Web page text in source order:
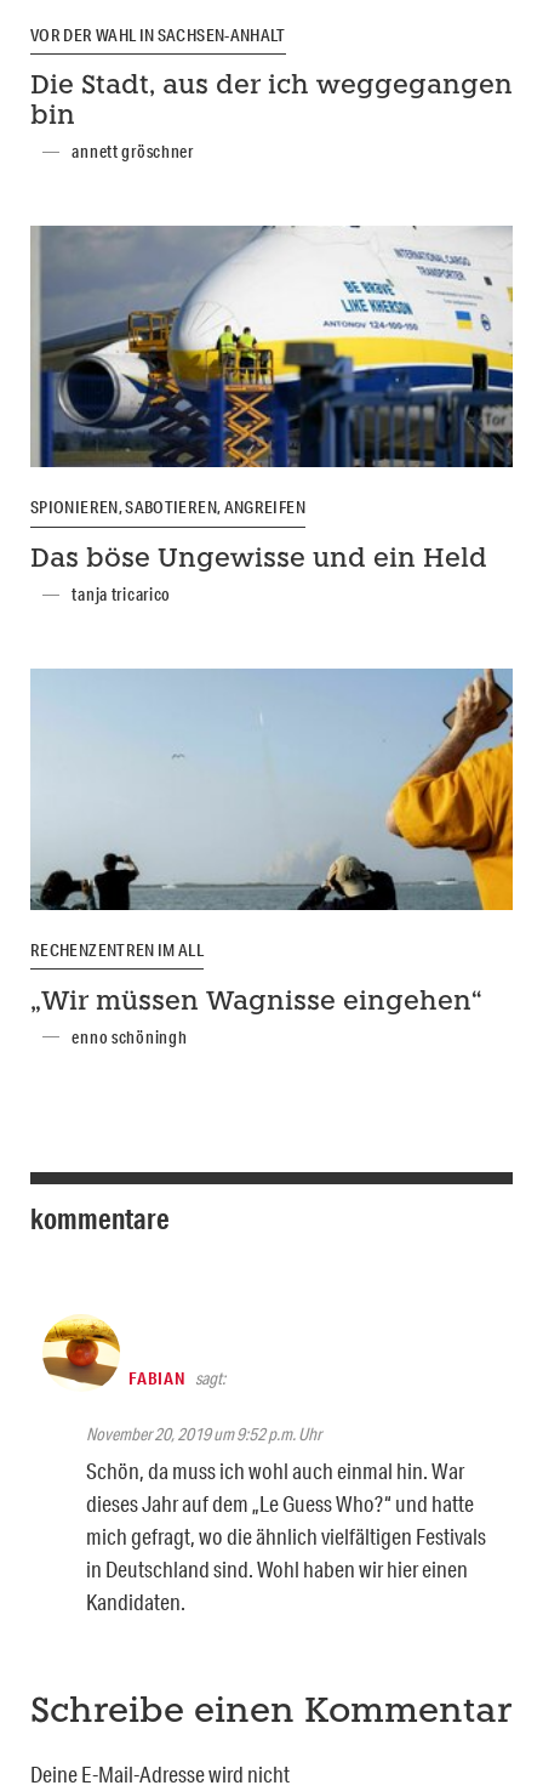
VOR DER WAHL IN SACHSEN-ANHALT
Die Stadt, aus der ich weggegangen
bin
annett gröschner
SPIONIEREN, SABOTIEREN, ANGREIFEN
Das böse Ungewisse und ein Held
tanja tricarico
RECHENZENTREN IM ALL
„Wir müssen Wagnisse eingehen“
enno schöningh
kommentare
FABIAN sagt:
November 20, 2019 um 9:52 p.m. Uhr
Schön, da muss ich wohl auch einmal hin. War
dieses Jahr auf dem „Le Guess Who?“ und hatte
mich gefragt, wo die ähnlich vielfältigen Festivals
in Deutschland sind. Wohl haben wir hier einen
Kandidaten.
Schreibe einen Kommentar
Deine E-Mail-Adresse wird nicht